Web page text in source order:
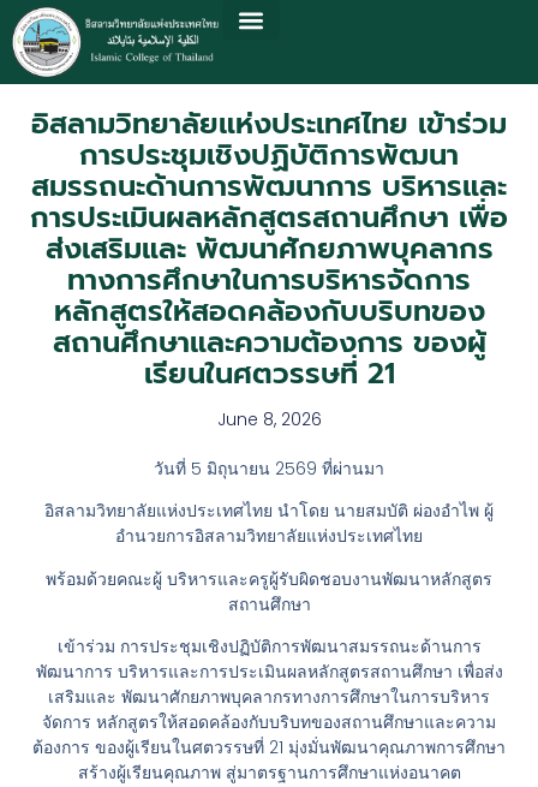
อิสลามวิทยาลัยแห่งประเทศไทย เข้าร่วม
การประชุมเชิงปฏิบัติการพัฒนา
สมรรถนะด้านการพัฒนาการ บริหารและ
การประเมินผลหลักสูตรสถานศึกษา เพื่อ
ส่งเสริมและ พัฒนาศักยภาพบุคลากร
ทางการศึกษาในการบริหารจัดการ
หลักสูตรให้สอดคล้องกับบริบทของ
สถานศึกษาและความต้องการ ของผู้
เรียนในศตวรรษที่ 21
June 8, 2026
วันที่ 5 มิถุนายน 2569 ที่ผ่านมา
อิสลามวิทยาลัยแห่งประเทศไทย นำโดย นายสมบัติ ผ่องอำไพ ผู้
อำนวยการอิสลามวิทยาลัยแห่งประเทศไทย
พร้อมด้วยคณะผู้ บริหารและครูผู้รับผิดชอบงานพัฒนาหลักสูตร
สถานศึกษา
เข้าร่วม การประชุมเชิงปฏิบัติการพัฒนาสมรรถนะด้านการ
พัฒนาการ บริหารและการประเมินผลหลักสูตรสถานศึกษา เพื่อส่ง
เสริมและ พัฒนาศักยภาพบุคลากรทางการศึกษาในการบริหาร
จัดการ หลักสูตรให้สอดคล้องกับบริบทของสถานศึกษาและความ
ต้องการ ของผู้เรียนในศตวรรษที่ 21 มุ่งมั่นพัฒนาคุณภาพการศึกษา
สร้างผู้เรียนคุณภาพ สู่มาตรฐานการศึกษาแห่งอนาคต